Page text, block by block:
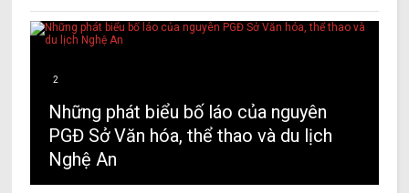
2
Những phát biểu bố láo của nguyên
PGĐ Sở Văn hóa, thể thao và du lịch
Nghệ An